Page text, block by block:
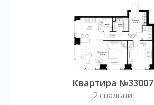
Квартира №33007
2 спальни